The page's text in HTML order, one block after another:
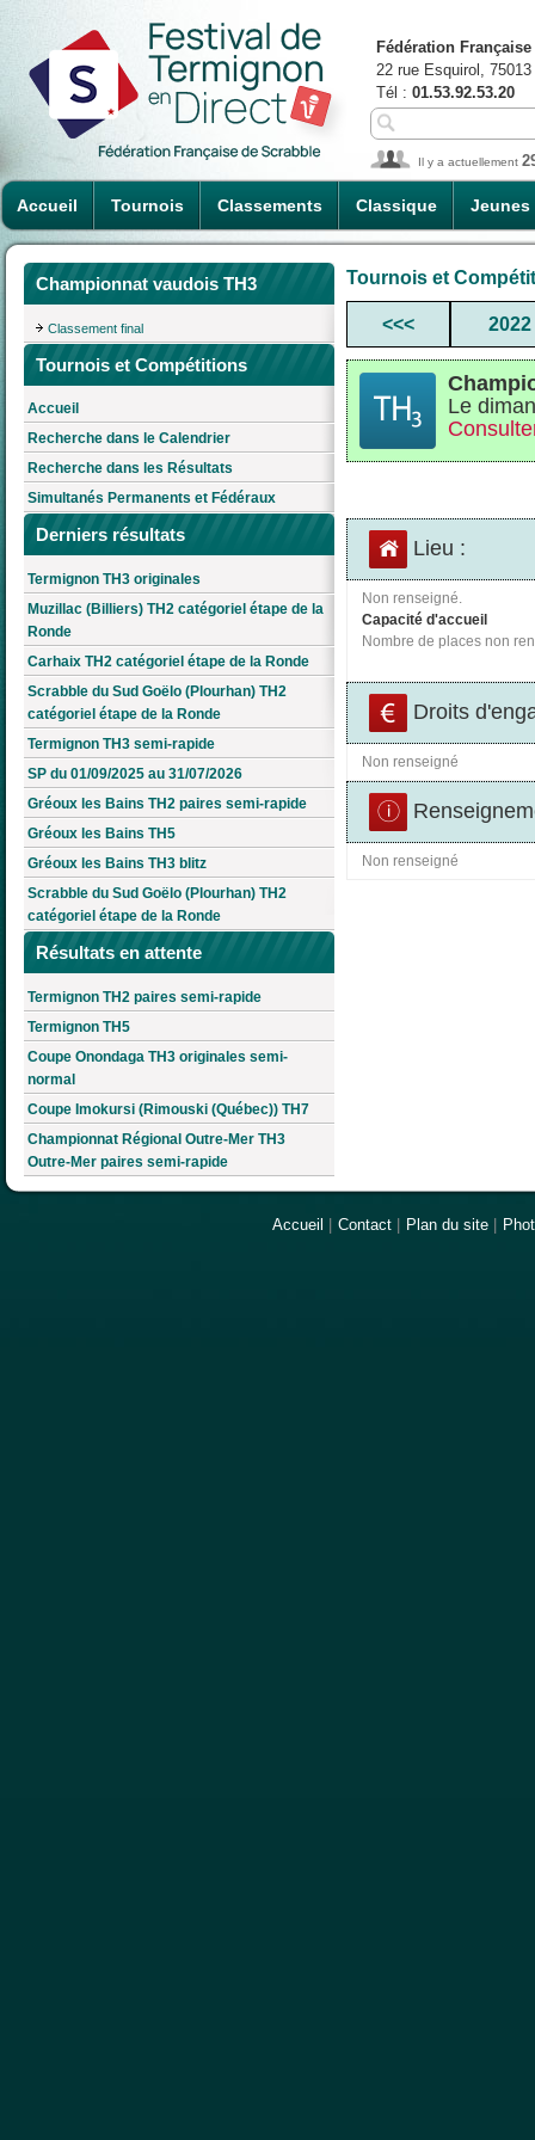
Accueil Tournois Classements Classique Jeunes
Fédération
22 rue Esquirol,
Tél : 01.53.92.53.20
Il y a actuellement
Championnat vaudois TH3
Classement final
Tournois et Compétitions
Accueil
Recherche dans le Calendrier
Recherche dans les Résultats
Simultanés Permanents et Fédéraux
Derniers résultats
Termignon TH3 originales
Muzillac (Billiers) TH2 catégoriel étape de la
Ronde
Carhaix TH2 catégoriel étape de la Ronde
Scrabble du Sud Goëlo (Plourhan) TH2
catégoriel étape de la Ronde
Termignon TH3 semi-rapide
SP du 01/09/2025 au 31/07/2026
Gréoux les Bains TH2 paires semi-rapide
Gréoux les Bains TH5
Gréoux les Bains TH3 blitz
Scrabble du Sud Goëlo (Plourhan) TH2
catégoriel étape de la Ronde
Résultats en attente
Termignon TH2 paires semi-rapide
Termignon TH5
Coupe Onondaga TH3 originales semi-
normal
Coupe Imokursi (Rimouski (Québec)) TH7
Championnat Régional Outre-Mer TH3
Outre-Mer paires semi-rapide
Tournois et
<<< 2022
Le
Lieu :
Non renseigné.
Capacité d'accueil
Nombre de places non
Droits
Non renseigné
Non renseigné
Accueil Contact Plan du site